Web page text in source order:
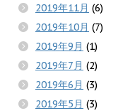
2019年11月 (6)
2019年10月 (7)
2019年9月 (1)
2019年7月 (2)
2019年6月 (3)
2019年5月 (3)